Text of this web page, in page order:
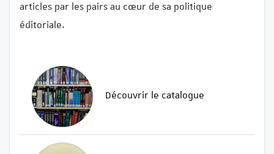
articles par les pairs au cœur de sa politique
éditoriale.
Découvrir le catalogue